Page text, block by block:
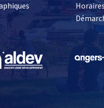
fenêtre
, Ouvre une